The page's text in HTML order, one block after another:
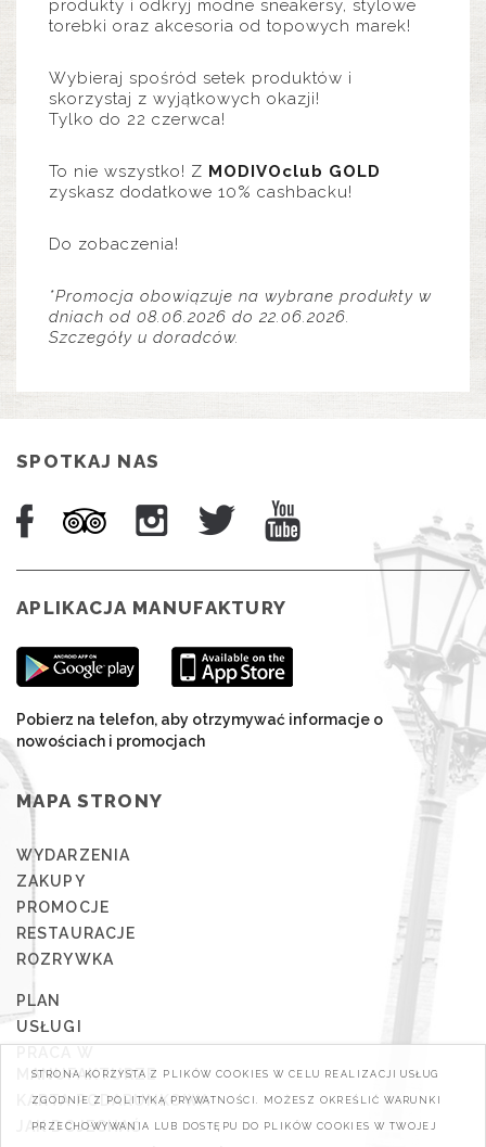
produkty i odkryj modne sneakersy, stylowe
torebki oraz akcesoria od topowych marek!
Wybieraj spośród setek produktów i
skorzystaj z wyjątkowych okazji!
Tylko do 22 czerwca!
To nie wszystko! Z MODIVOclub GOLD
zyskasz dodatkowe 10% cashbacku!
Do zobaczenia!
*Promocja obowiązuje na wybrane produkty w
dniach od 08.06.2026 do 22.06.2026.
Szczegóły u doradców.
SPOTKAJ NAS
APLIKACJA MANUFAKTURY
Pobierz na telefon, aby otrzymywać informacje o
nowościach i promocjach
MAPA STRONY
WYDARZENIA
ZAKUPY
PROMOCJE
RESTAURACJE
ROZRYWKA
PLAN
USŁUGI
MANUFAKTURZE
KARTA PODARUNKOWA
JAK DOJECHAĆ
STRONA KORZYSTA Z PLIKÓW COOKIES W CELU REALIZACJI USŁUG
ZGODNIE Z POLITYKĄ PRYWATNOŚCI. MOŻESZ OKREŚLIĆ WARUNKI
PRZECHOWYWANIA LUB DOSTĘPU DO PLIKÓW COOKIES W TWOJEJ